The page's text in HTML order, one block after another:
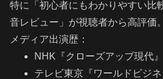
特に「初心者にもわかりやすい比
音レビュー」が視聴者から高評価。
メディア出演歴：
NHK『クローズアップ現代』
テレビ東京『ワールドビジネ